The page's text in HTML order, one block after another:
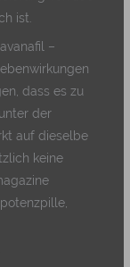
ist.
–
dass es zu
der
auf dieselbe
keine